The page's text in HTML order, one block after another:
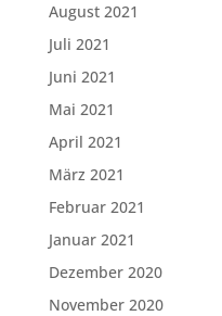
August 2021
Juli 2021
Juni 2021
Mai 2021
April 2021
März 2021
Februar 2021
Januar 2021
Dezember 2020
November 2020